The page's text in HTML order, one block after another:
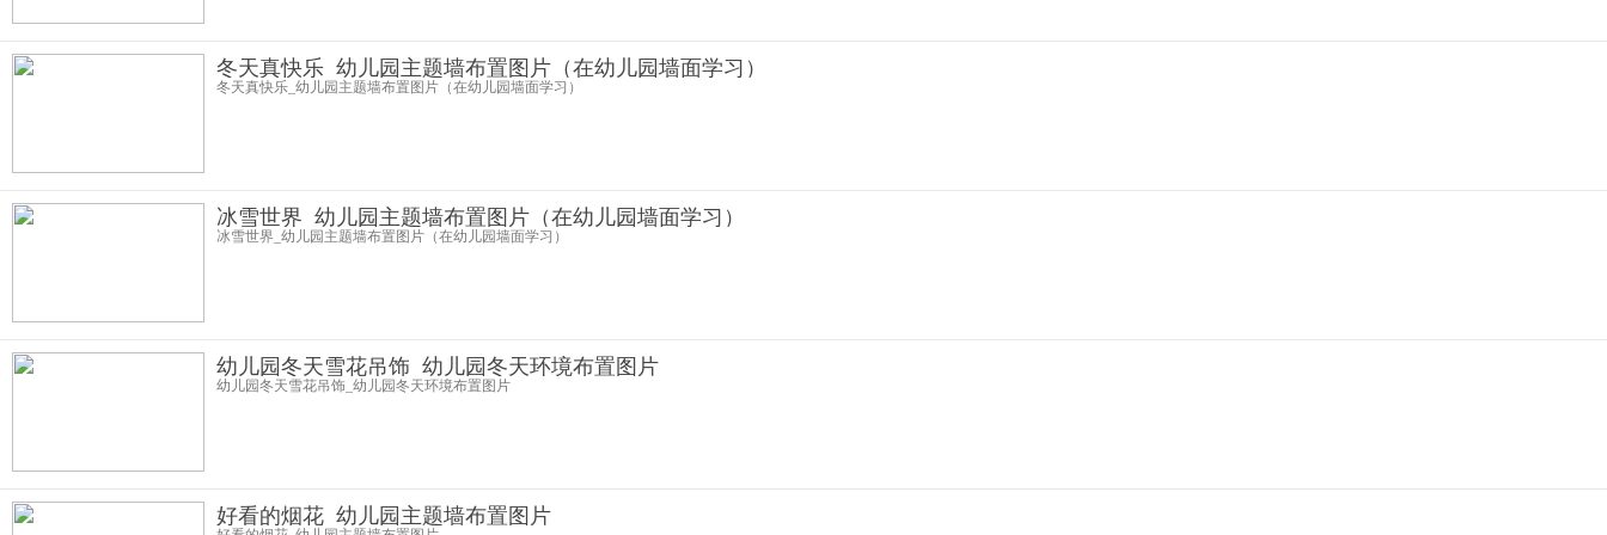
冬天真快乐_幼儿园主题墙布置图片（在幼儿园墙面学习）
冬天真快乐_幼儿园主题墙布置图片（在幼儿园墙面学习）
冰雪世界_幼儿园主题墙布置图片（在幼儿园墙面学习）
冰雪世界_幼儿园主题墙布置图片（在幼儿园墙面学习）
幼儿园冬天雪花吊饰_幼儿园冬天环境布置图片
幼儿园冬天雪花吊饰_幼儿园冬天环境布置图片
好看的烟花_幼儿园主题墙布置图片